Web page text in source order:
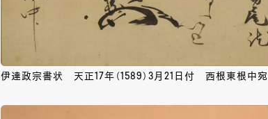
伊達政宗書状 天正17年（1589）3月21日付 西根東根中宛